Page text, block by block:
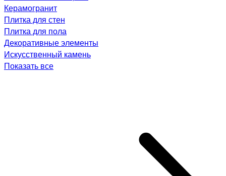
Керамогранит
Плитка для стен
Плитка для пола
Декоративные элементы
Искусственный камень
Показать все